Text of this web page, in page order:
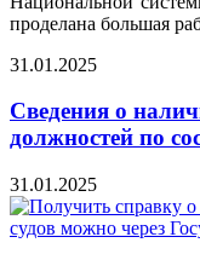
проделана большая
31.01.2025
Сведения о
должностей по
31.01.2025